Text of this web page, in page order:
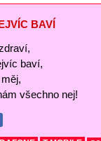
BAVÍ
baví,
všechno nej!